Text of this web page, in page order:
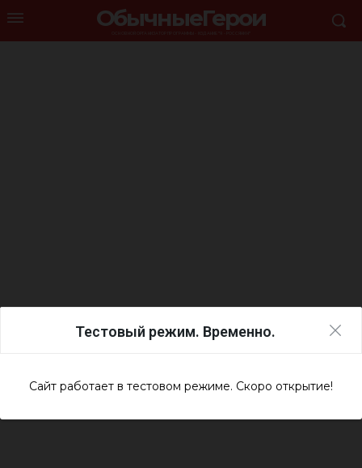
Тестовый режим. Временно.
Сайт работает в тестовом режиме. Скоро открытие!
ОбычныеГерои